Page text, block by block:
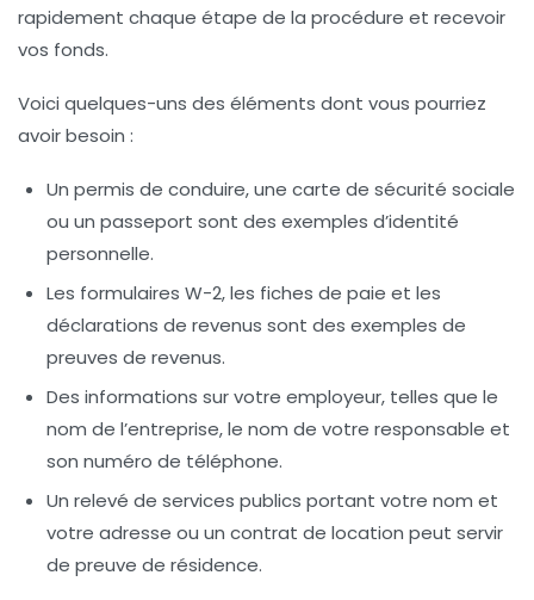
rapidement chaque étape de la procédure et recevoir
vos fonds.
Voici quelques-uns des éléments dont vous pourriez
avoir besoin :
Un permis de conduire, une carte de sécurité sociale
ou un passeport sont des exemples d’identité
personnelle.
Les formulaires W-2, les fiches de paie et les
déclarations de revenus sont des exemples de
preuves de revenus.
Des informations sur votre employeur, telles que le
nom de l’entreprise, le nom de votre responsable et
son numéro de téléphone.
Un relevé de services publics portant votre nom et
votre adresse ou un contrat de location peut servir
de preuve de résidence.